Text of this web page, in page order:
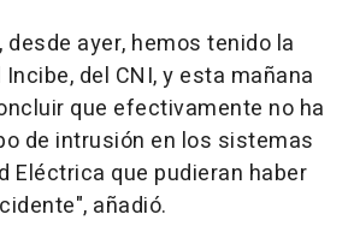
ayer, hemos tenido la
del CNI, y esta mañana
que efectivamente no ha
de intrusión en los sistemas
Eléctrica que pudieran haber
añadió.